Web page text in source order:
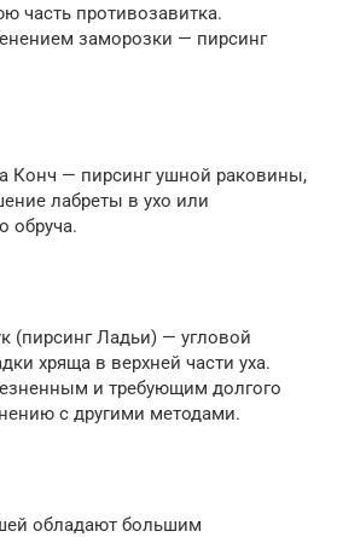
часть противозавитка.
заморозки — пирсинг
Конч — пирсинг ушной раковины,
лабреты в ухо или
обруча.
(пирсинг Ладьи) — угловой
хряща в верхней части уха.
и требующим долгого
с другими методами.
обладают большим